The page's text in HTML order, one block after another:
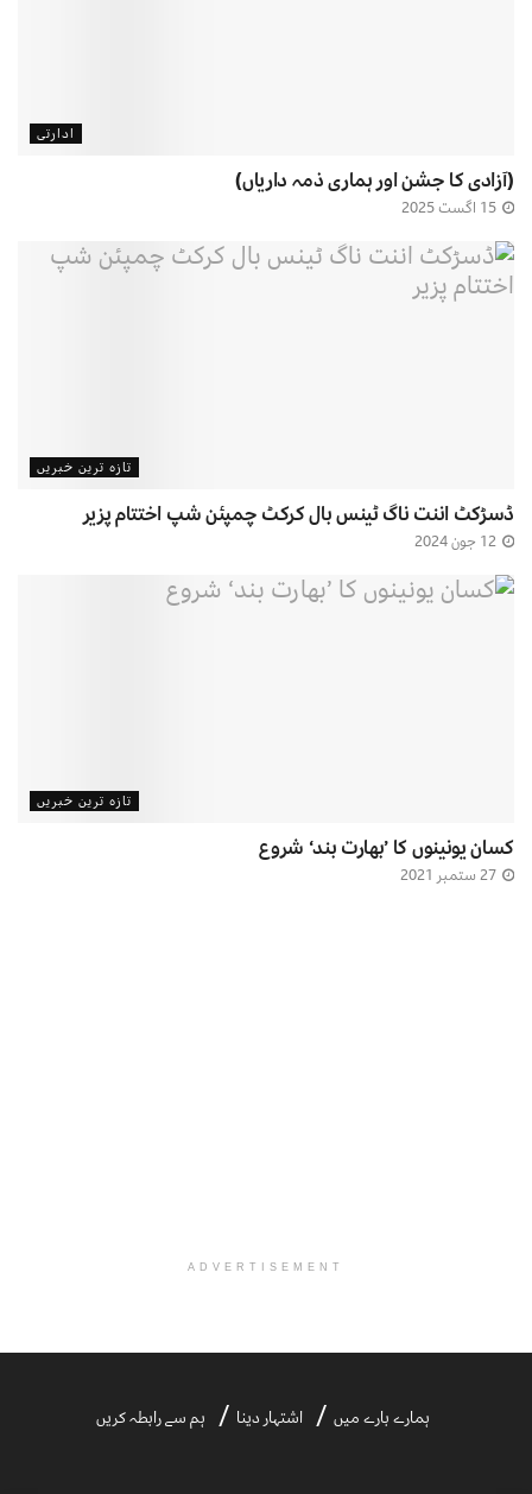
ادارتی
(آزادی کا جشن اور ہماری ذمہ داریاں)
تازہ ترین خبریں
ڈسڑکٹ اننت ناگ ٹینس بال کرکٹ چمپئن شپ اختتام پزیر
تازہ ترین خبریں
کسان یونینوں کا ’بھارت بند‘ شروع
ADVERTISEMENT
ہمارے بارے میں اشتہار دینا ہم سے رابطہ کریں